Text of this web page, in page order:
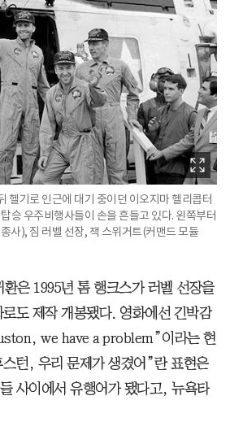
헬기로 인근에 대기 중이던 이오지마 헬리콥터
승 우주비행사들이 손을 흔들고 있다. 왼쪽부터
사), 짐 러벨 선장, 잭 스위거트(커맨드 모듈
은 1995년 톰 행크스가 러벨 선장을
도 제작 개봉됐다. 영화에선 긴박감
we have a problem”이라는 현
턴, 우리 문제가 생겼어”란 표현은
사이에서 유행어가 됐다고, 뉴욕타